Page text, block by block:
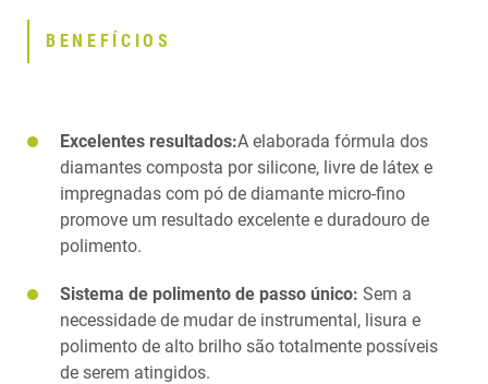
BENEFÍCIOS
Excelentes resultados:A elaborada fórmula dos
diamantes composta por silicone, livre de látex e
impregnadas com pó de diamante micro-fino
promove um resultado excelente e duradouro de
polimento.
Sistema de polimento de passo único: Sem a
necessidade de mudar de instrumental, lisura e
polimento de alto brilho são totalmente possíveis
de serem atingidos.